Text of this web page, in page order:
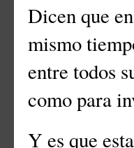
Dicen que en
mismo
entre todos
como para
Y es que